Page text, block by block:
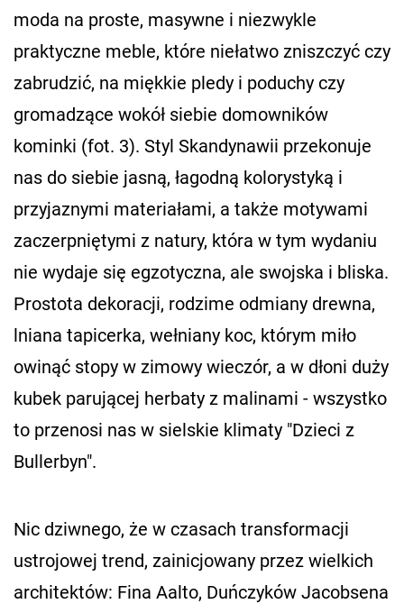
moda na proste, masywne i niezwykle
praktyczne meble, które niełatwo zniszczyć czy
zabrudzić, na miękkie pledy i poduchy czy
gromadzące wokół siebie domowników
kominki (fot. 3). Styl Skandynawii przekonuje
nas do siebie jasną, łagodną kolorystyką i
przyjaznymi materiałami, a także motywami
zaczerpniętymi z natury, która w tym wydaniu
nie wydaje się egzotyczna, ale swojska i bliska.
Prostota dekoracji, rodzime odmiany drewna,
lniana tapicerka, wełniany koc, którym miło
owinąć stopy w zimowy wieczór, a w dłoni duży
kubek parującej herbaty z malinami - wszystko
to przenosi nas w sielskie klimaty "Dzieci z
Bullerbyn".
Nic dziwnego, że w czasach transformacji
ustrojowej trend, zainicjowany przez wielkich
architektów: Fina Aalto, Duńczyków Jacobsena